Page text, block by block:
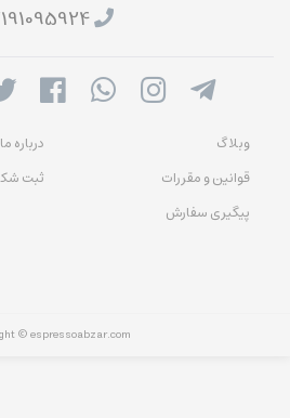
وبلاگ
درباره ما
قوانین و مقررات
ثبت
پیگیری سفارش
© espressoabzar.com